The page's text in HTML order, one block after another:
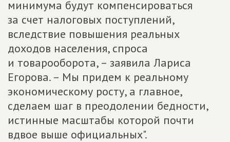
минимума будут компенсироваться
за счет налоговых поступлений,
вследствие повышения реальных
доходов населения, спроса
и товарооборота, – заявила Лариса
Егорова. – Мы придем к реальному
экономическому росту, а главное,
сделаем шаг в преодолении бедности,
истинные масштабы которой почти
вдвое выше официальных".